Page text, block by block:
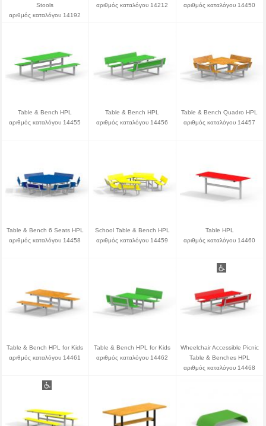
Stools
αριθμός καταλόγου 14192
αριθμός καταλόγου 14212
αριθμός καταλόγου 14450
Table & Bench HPL
αριθμός καταλόγου 14455
Table & Bench HPL
αριθμός καταλόγου 14456
Table & Bench Quadro HPL
αριθμός καταλόγου 14457
Table & Bench 6 Seats HPL
αριθμός καταλόγου 14458
School Table & Bench HPL
αριθμός καταλόγου 14459
Table HPL
αριθμός καταλόγου 14460
Table & Bench HPL for Kids
αριθμός καταλόγου 14461
Table & Bench HPL for Kids
αριθμός καταλόγου 14462
Wheelchair Accessible Picnic
Table & Benches HPL
αριθμός καταλόγου 14468